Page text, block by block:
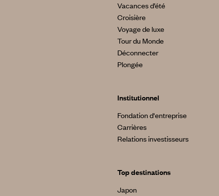
Vacances d’été
Croisière
Voyage de luxe
Tour du Monde
Déconnecter
Plongée
Institutionnel
Fondation d'entreprise
Carrières
Relations investisseurs
Top destinations
Japon